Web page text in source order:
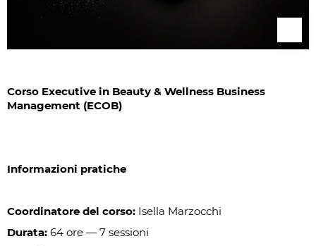
Corso Executive in Beauty & Wellness Business
Management (ECOB)
Informazioni pratiche
Coordinatore del corso: Isella Marzocchi
Durata: 64 ore — 7 sessioni